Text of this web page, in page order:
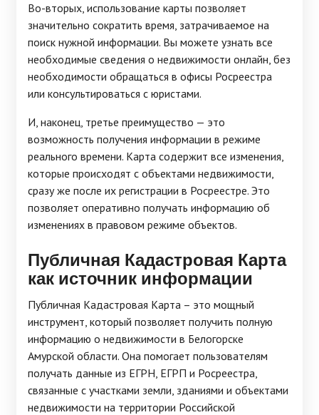
Во-вторых, использование карты позволяет
значительно сократить время, затрачиваемое на
поиск нужной информации. Вы можете узнать все
необходимые сведения о недвижимости онлайн, без
необходимости обращаться в офисы Росреестра
или консультироваться с юристами.
И, наконец, третье преимущество — это
возможность получения информации в режиме
реального времени. Карта содержит все изменения,
которые происходят с объектами недвижимости,
сразу же после их регистрации в Росреестре. Это
позволяет оперативно получать информацию об
изменениях в правовом режиме объектов.
Публичная Кадастровая Карта
как источник информации
Публичная Кадастровая Карта – это мощный
инструмент, который позволяет получить полную
информацию о недвижимости в Белогорске
Амурской области. Она помогает пользователям
получать данные из ЕГРН, ЕГРП и Росреестра,
связанные с участками земли, зданиями и объектами
недвижимости на территории Российской